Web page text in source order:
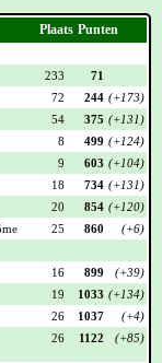
Plaats Punten
233
71
72 244 (+173)
54 375 (+131)
8 499 (+124)
9 603 (+104)
18 734 (+131)
20 854 (+120)
25 860
(+6)
16 899
(+39)
19 1033 (+134)
26 1037
(+4)
26 1122 (+85)